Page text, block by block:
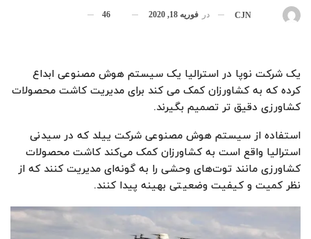
CJN در فوریه 18, 2020 46
یک شرکت نوپا در استرالیا یک سیستم هوش مصنوعی ابداع
کرده که به کشاورزان کمک می کند برای مدیریت کاشت محصولات
کشاورزی دقیق تر تصمیم بگیرند.
استفاده از سیستم هوش مصنوعی شرکت ییلد که در سیدنی
استرالیا واقع است به کشاورزان کمک می‌کند کاشت محصولات
کشاورزی مانند توت‌های وحشی را به گونه‌ای مدیریت کنند که از
نظر کمیت و کیفیت وضعیتی بهینه پیدا کنند.